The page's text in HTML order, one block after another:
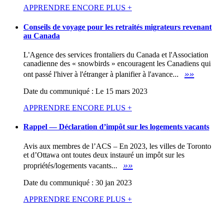
APPRENDRE ENCORE PLUS +
Conseils de voyage pour les retraités migrateurs revenant
au Canada
L'Agence des services frontaliers du Canada et l'Association
canadienne des « snowbirds » encouragent les Canadiens qui
ont passé l'hiver à l'étranger à planifier à l'avance... »»
Date du communiqué : Le 15 mars 2023
APPRENDRE ENCORE PLUS +
Rappel — Déclaration d’impôt sur les logements vacants
Avis aux membres de l’ACS – En 2023, les villes de Toronto
et d’Ottawa ont toutes deux instauré un impôt sur les
propriétés/logements vacants... »»
Date du communiqué : 30 jan 2023
APPRENDRE ENCORE PLUS +